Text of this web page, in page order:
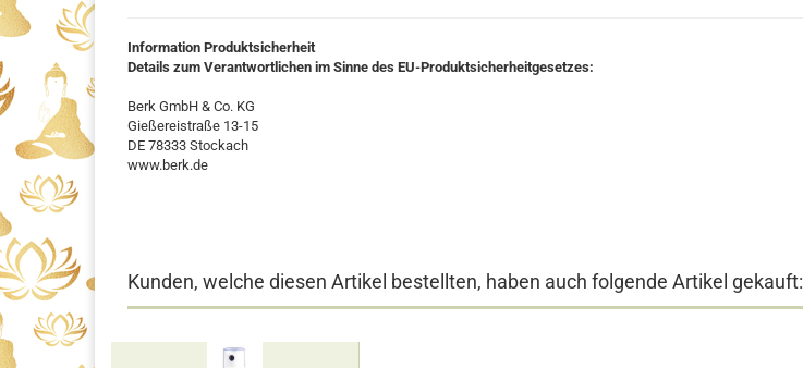
Information Produktsicherheit
Details zum Verantwortlichen im Sinne des EU-Produktsicherheitgesetzes:
Berk GmbH & Co. KG
Gießereistraße 13-15
DE 78333 Stockach
www.berk.de
Kunden, welche diesen Artikel bestellten, haben auch folgende Artikel gekauft: